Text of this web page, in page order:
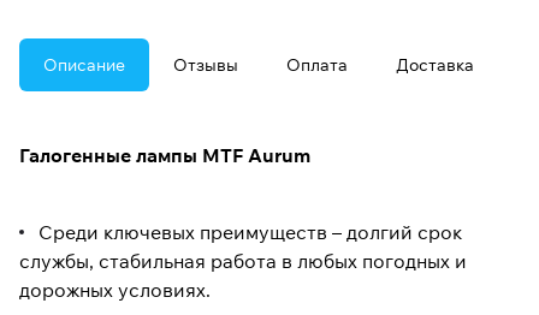
Описание Отзывы Оплата Доставка
Галогенные лампы MTF Aurum
Среди ключевых преимуществ – долгий срок
службы, стабильная работа в любых погодных и
дорожных условиях.